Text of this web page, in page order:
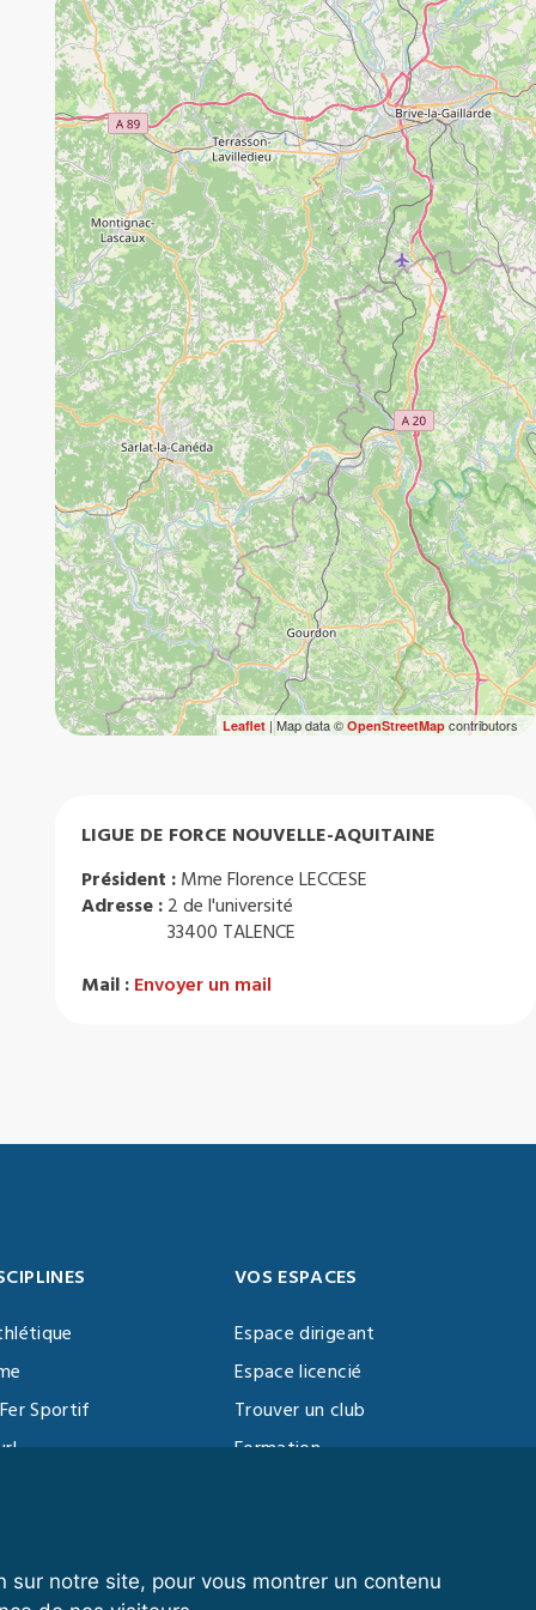
notre site, pour vous montrer un contenu
Leaflet| Map data © OpenStreetMapcontributors
LIGUE DE FORCE NOUVELLE-AQUITAINE
Président : Mme Florence LECCESE
Adresse : 2 de l'université
33400 TALENCE
Mail : Envoyer un mail
Sportif
VOS ESPACES
Espace dirigeant
Espace licencié
Trouver un club
Formation